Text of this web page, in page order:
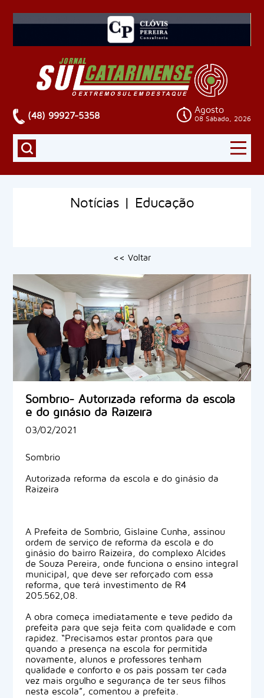
(48) 99927-5358
Agosto
08 Sábado, 2026
Notícias | Educação
<< Voltar
Sombrio- Autorizada reforma da escola
e do ginásio da Raizeira
03/02/2021
Sombrio
Autorizada reforma da escola e do ginásio da
Raizeira
A Prefeita de Sombrio, Gislaine Cunha, assinou
ordem de serviço de reforma da escola e do
ginásio do bairro Raizeira, do complexo Alcides
de Souza Pereira, onde funciona o ensino integral
municipal, que deve ser reforçado com essa
reforma, que terá investimento de R4
205.562,08.
A obra começa imediatamente e teve pedido da
prefeita para que seja feita com qualidade e com
rapidez. “Precisamos estar prontos para que
quando a presença na escola for permitida
novamente, alunos e professores tenham
qualidade e conforto e os pais possam ter cada
vez mais orgulho e segurança de ter seus filhos
nesta escola”, comentou a prefeita.